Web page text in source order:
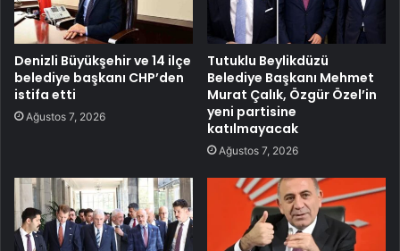
Denizli Büyükşehir ve 14 ilçe
belediye başkanı CHP’den
istifa etti
Ağustos 7, 2026
Tutuklu Beylikdüzü
Belediye Başkanı Mehmet
Murat Çalık, Özgür Özel’in
yeni partisine
katılmayacak
Ağustos 7, 2026